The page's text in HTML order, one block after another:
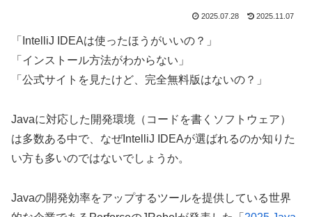
2025.07.28 2025.11.07
「IntelliJ IDEAは使ったほうがいいの？」
「インストール方法がわからない」
「公式サイトを見たけど、完全無料版はないの？」
Javaに対応した開発環境（コードを書くソフトウェア）
は多数ある中で、なぜIntelliJ IDEAが選ばれるのか知りた
い方も多いのではないでしょうか。
Javaの開発効率をアップするツールを提供している世界